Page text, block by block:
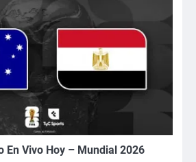
En Vivo Hoy – Mundial 2026